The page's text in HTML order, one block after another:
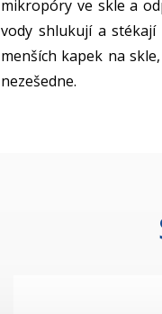
mikropóry ve skle a
vody shlukují a
menších kapek na
nezešedne.